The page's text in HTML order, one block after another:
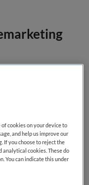
of cookies on your device to
and help us improve our
If you choose to reject the
analytical cookies. These do
You can indicate this under